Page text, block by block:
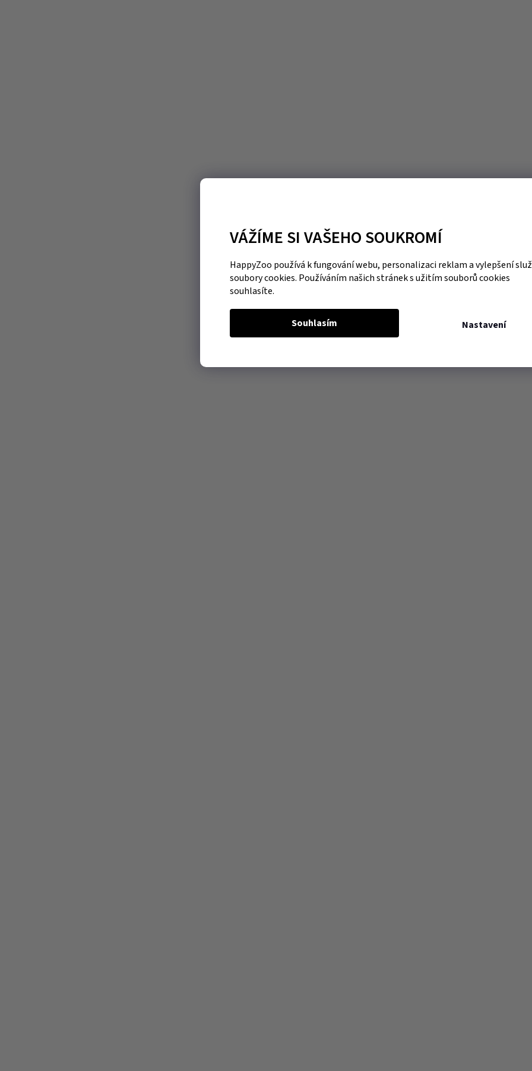
VÁŽÍME SI VAŠEHO SOUKROMÍ
HappyZoo používá k fungování webu, personalizaci reklam a vylepšení
soubory cookies. Používáním našich stránek s užitím souborů cookies
souhlasíte.
Nastavení
Souhlasím